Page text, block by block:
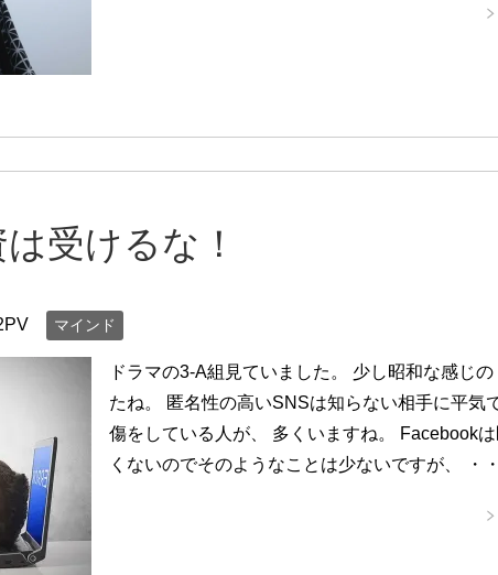
受けるな！
マインド
ドラマの3-A組見ていました。 少し昭和な感じの
たね。 匿名性の高いSNSは知らない相手に平気
傷をしている人が、 多くいますね。 Facebook
くないのでそのようなことは少ないですが、 ・